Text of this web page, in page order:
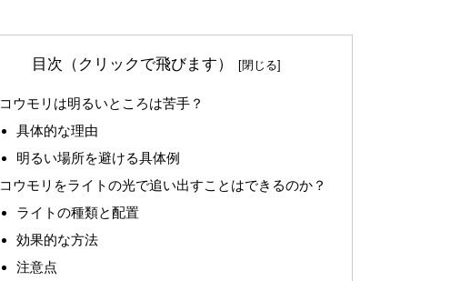
目次（クリックで飛びます）
コウモリは明るいところは苦手？
具体的な理由
明るい場所を避ける具体例
コウモリをライトの光で追い出すことはできるのか？
ライトの種類と配置
効果的な方法
注意点